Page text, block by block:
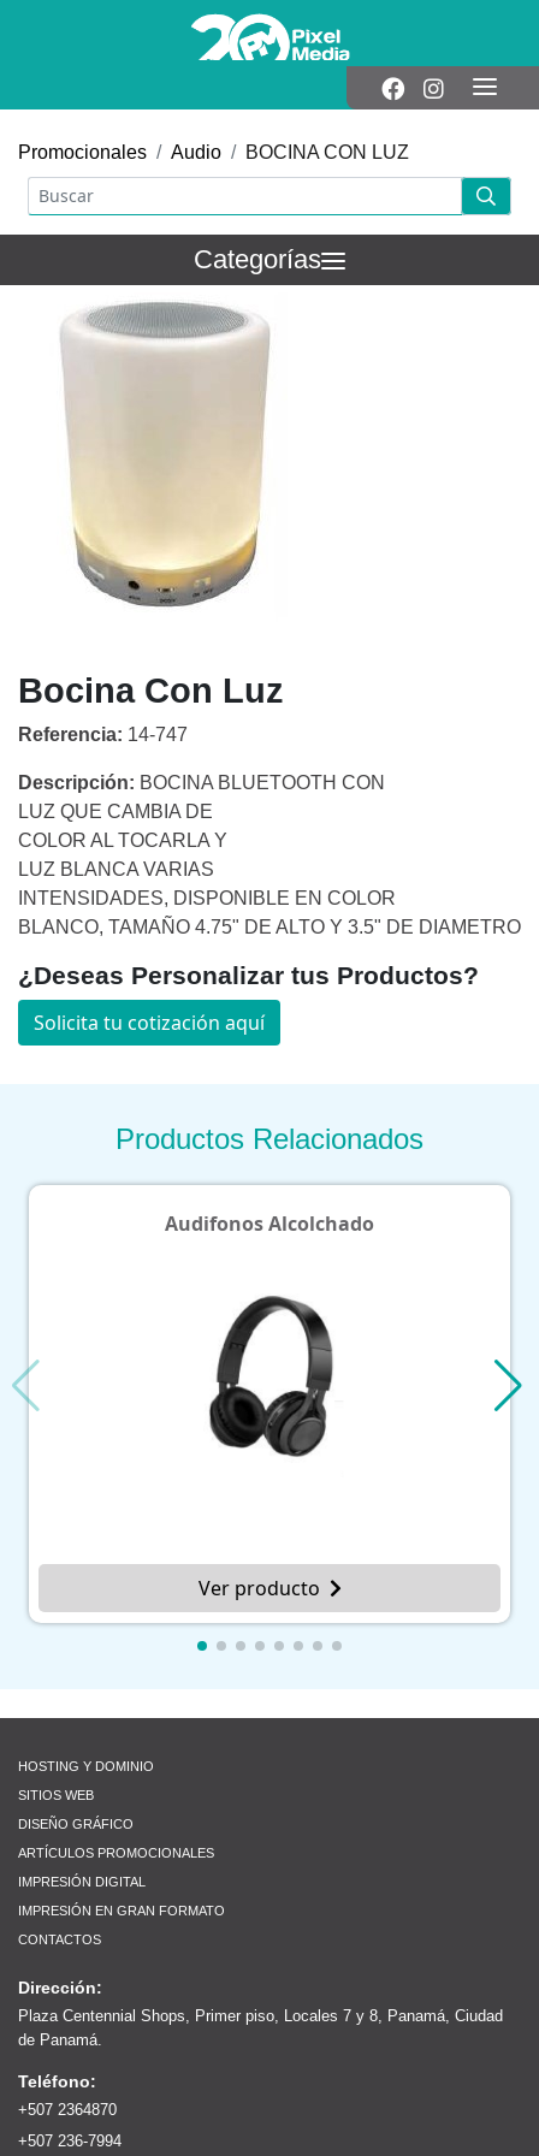
Promocionales Audio BOCINA CON LUZ
Categorías
Bocina Con Luz
Referencia: 14-747
Descripción: BOCINA BLUETOOTH CON
LUZ QUE CAMBIA DE
COLOR AL TOCARLA Y
LUZ BLANCA VARIAS
INTENSIDADES, DISPONIBLE EN COLOR
BLANCO, TAMAÑO 4.75" DE ALTO Y 3.5" DE DIAMETRO
¿Deseas Personalizar tus Productos?
Solicita tu cotización aquí
Productos Relacionados
Audifonos Alcolchado
Ver producto
HOSTING Y DOMINIO
SITIOS WEB
DISEÑO GRÁFICO
ARTÍCULOS PROMOCIONALES
IMPRESIÓN DIGITAL
IMPRESIÓN EN GRAN FORMATO
CONTACTOS
Dirección:
Plaza Centennial Shops, Primer piso, Locales 7 y 8, Panamá, Ciudad
de Panamá.
Teléfono:
+507 2364870
+507 236-7994